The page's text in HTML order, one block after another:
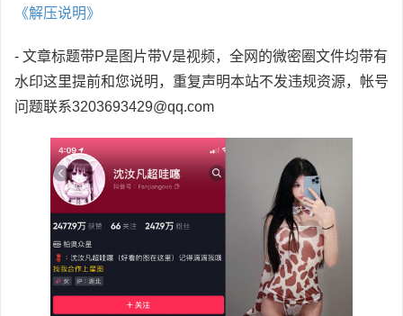
《解压说明》
- 文章标题带P是图片带V是视频，全网的微密圈文件均带有
水印这里提前和您说明，重复声明本站不发违规资源，帐号
问题联系3203693429@qq.com